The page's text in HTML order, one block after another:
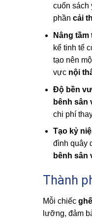
cuốn sách
phần cải
Nâng
kế tinh tế
tạo nên
vực nội
Độ bền
bênh sân
chi phí
Tạo kỷ
đình quây
bênh sân
Thành
Mỗi chiếc
lưỡng, đảm